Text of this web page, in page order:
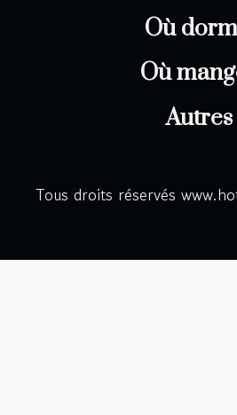
Où
Où
Autres
Tous droits réservés